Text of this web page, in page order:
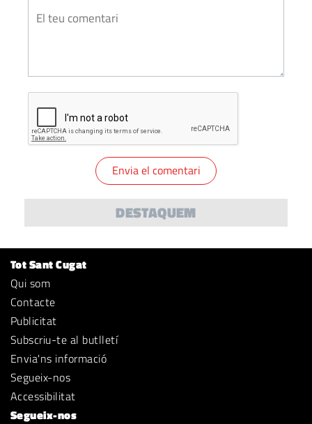
DESTAQUEM
Tot Sant Cugat
Qui som
Contacte
Publicitat
Subscriu-te al butlletí
Envia'ns informació
Segueix-nos
Accessibilitat
Segueix-nos